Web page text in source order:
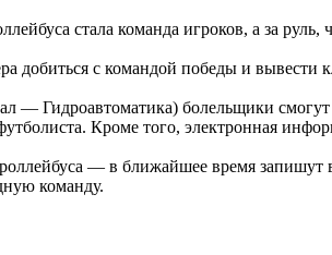
стала команда игроков, а за
добиться с командой победы и вывести
Гидроавтоматика) болельщики смогут
Кроме того, электронная
— в ближайшее время
команду.